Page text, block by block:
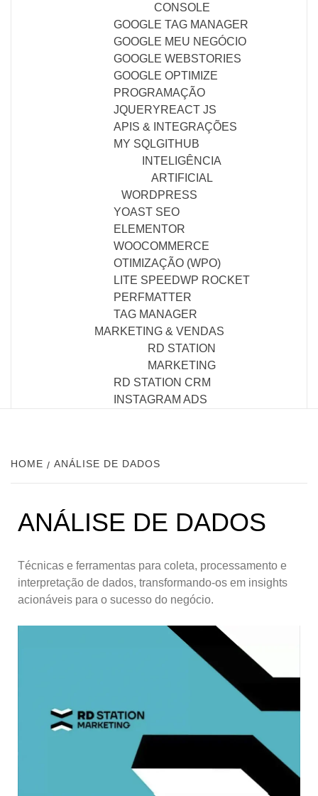
CONSOLE
GOOGLE TAG MANAGER
GOOGLE MEU NEGÓCIO
GOOGLE WEBSTORIES
GOOGLE OPTIMIZE
PROGRAMAÇÃO
JQUERYREACT JS
APIS & INTEGRAÇÕES
MY SQLGITHUB
INTELIGÊNCIA
ARTIFICIAL
WORDPRESS
YOAST SEO
ELEMENTOR
WOOCOMMERCE
OTIMIZAÇÃO (WPO)
LITE SPEEDWP ROCKET
PERFMATTER
TAG MANAGER
MARKETING & VENDAS
RD STATION
MARKETING
RD STATION CRM
INSTAGRAM ADS
HOME ANÁLISE DE DADOS
ANÁLISE DE DADOS
Técnicas e ferramentas para coleta, processamento e
interpretação de dados, transformando-os em insights
acionáveis para o sucesso do negócio.